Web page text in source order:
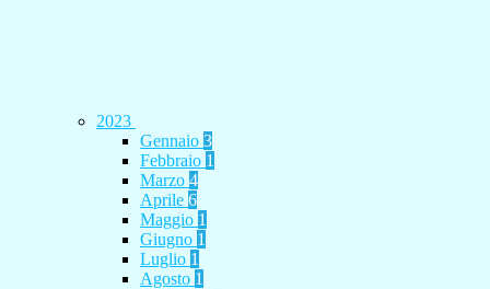
2023
Gennaio 3
Febbraio 1
Marzo 4
Aprile 6
Maggio 1
Giugno 1
Luglio 1
Agosto 1